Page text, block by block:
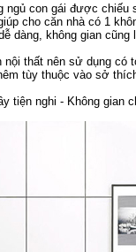
ngủ con gái được
cho căn nhà có 1
dàng, không gian
thất nên sử dụng
tùy thuộc vào sở
tiện nghi - Không gian